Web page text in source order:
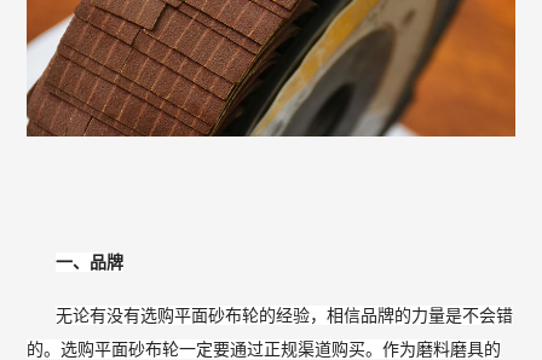
一、品牌
无论有没有选购平面砂布轮的经验，相信品牌的力量是不会错
的。选购平面砂布轮一定要通过正规渠道购买。作为磨料磨具的